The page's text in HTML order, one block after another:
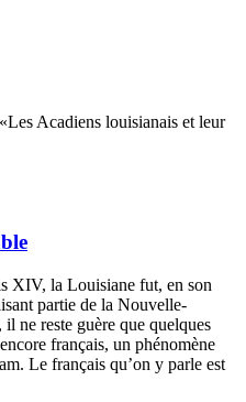
XIV, la Louisiane fut, en son
partie de la Nouvelle-
ne reste guère que quelques
français, un phénomène
Le français qu’on y parle est